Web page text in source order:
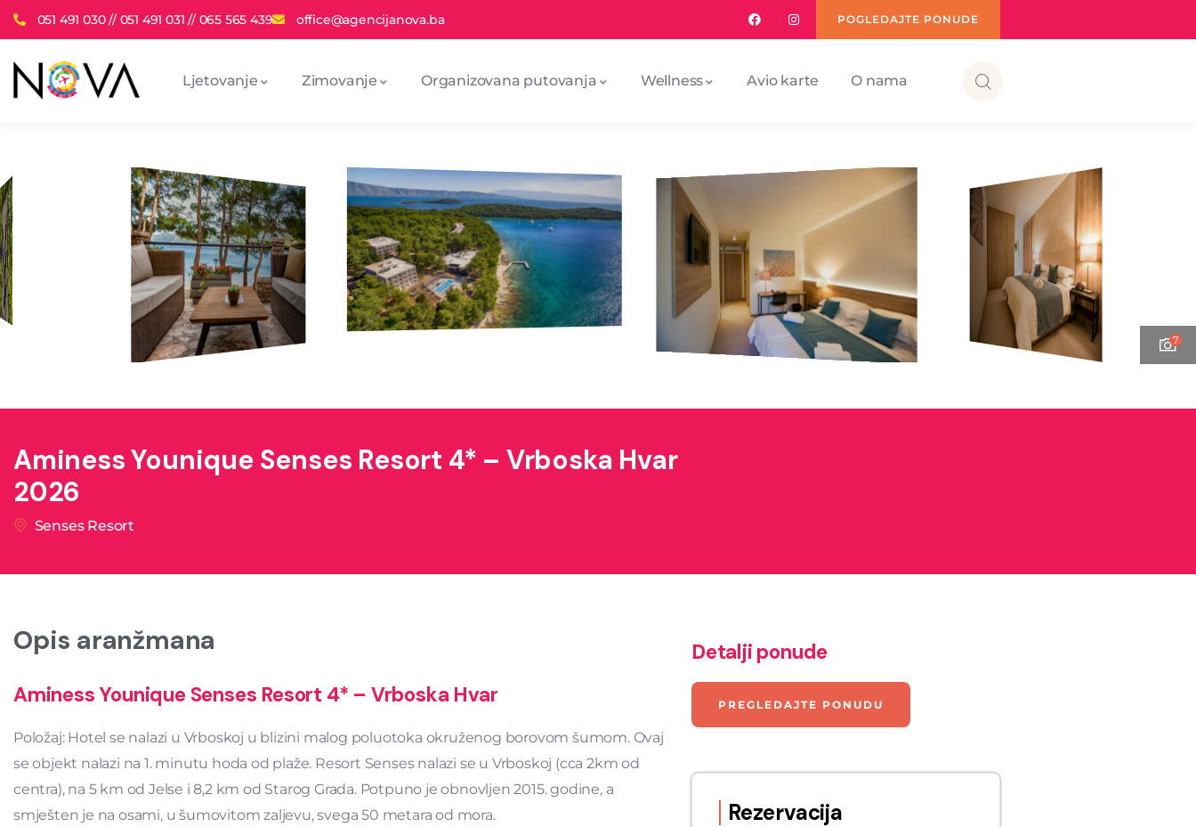
051 491 030 // 051 491 031 // 065 565 439 office@agencijanova.ba POGLEDAJTE PONUDE
Ljetovanje Zimovanje Organizovana putovanja Wellness Avio karte O nama
7
Aminess Younique Senses Resort 4* – Vrboska Hvar
2026
Senses Resort
Opis aranžmana
Aminess Younique Senses Resort 4* – Vrboska Hvar
Položaj: Hotel se nalazi u Vrboskoj u blizini malog poluotoka okruženog borovom šumom. Ovaj
se objekt nalazi na 1. minutu hoda od plaže. Resort Senses nalazi se u Vrboskoj (cca 2km od
centra), na 5 km od Jelse i 8,2 km od Starog Grada. Potpuno je obnovljen 2015. godine, a
smješten je na osami, u šumovitom zaljevu, svega 50 metara od mora.
Detalji ponude
PREGLEDAJTE PONUDU
Rezervacija